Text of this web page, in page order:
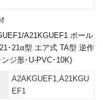
A21KGUEF1 ボール
･21α型 エア式 TA型 逆作
ジ形･U-PVC･10K)
A2AKGUEF1,A21KGU
EF1